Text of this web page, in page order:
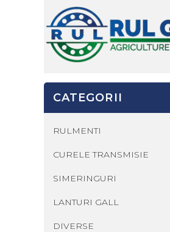
CATEGORII
RULMENTI
CURELE TRANSMISIE
SIMERINGURI
LANTURI GALL
DIVERSE